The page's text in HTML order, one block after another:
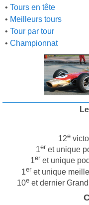
• Tours en tête
• Meilleurs tours
• Tour par tour
• Championnat
12e
1er et unique
1er et unique
1er et unique
10eet dernier